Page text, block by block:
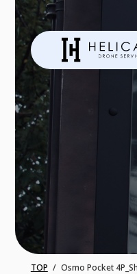
TOP Osmo Pocket